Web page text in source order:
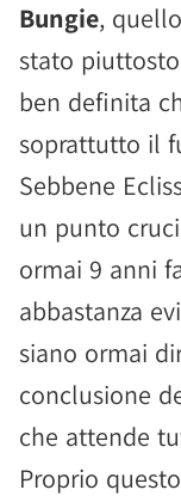
Bungie,
stato
ben definita
soprattutto il
Sebbene
un punto
ormai 9 anni
abbastanza
siano ormai
conclusione
che attende
Proprio